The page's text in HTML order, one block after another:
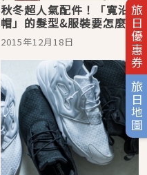
旅日優惠券
旅日地圖
秋冬超人氣配件！「寬沿
帽」的髮型&服裝要怎麼
搭？
2015年12月18日